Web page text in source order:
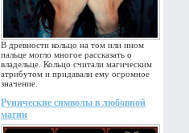
В древности кольцо на том или ином
пальце могло многое рассказать о
владельце. Кольцо считали магическим
атрибутом и придавали ему огромное
значение.
Рунические символы в любовной
магии